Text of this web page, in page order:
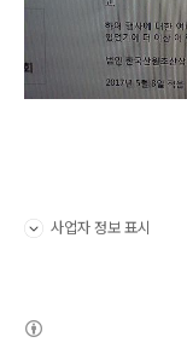
사업자 정보 표시